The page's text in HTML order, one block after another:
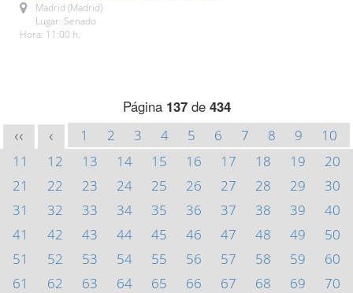
Madrid (Madrid)
Lugar: Senado
Hora: 11:00 h.
Página 137de 434
<< < 1 2 3 4 5 6 7 8 9
10
11
12 13 14 15 16 17 18 19
20
21
22 23 24 25 26 27 28 29
30
31
32 33 34 35 36 37 38 39
40
41
42 43 44 45 46 47 48 49
50
51
52 53 54 55 56 57 58 59
60
61
62 63 64 65 66 67 68 69
70